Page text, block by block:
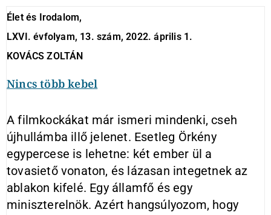
Élet és Irodalom,
LXVI. évfolyam, 13. szám, 2022. április 1.
KOVÁCS ZOLTÁN
Nincs több kebel
A filmkockákat már ismeri mindenki, cseh
újhullámba illő jelenet. Esetleg Örkény
egypercese is lehetne: két ember ül a
tovasiető vonaton, és lázasan integetnek az
ablakon kifelé. Egy államfő és egy
miniszterelnök. Azért hangsúlyozom, hogy